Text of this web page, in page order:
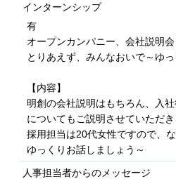
インターンシップ
有
オープンカンパニー、会社説明会
とりあえず、みんなおいで～ゆ
【内容】
明創の会社説明はもちろん、入
についてもご説明させていただき
採用担当は20代女性ですので、
ゆっくりお話しましょう～
人事担当者からのメッセージ